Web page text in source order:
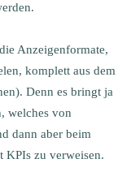
Anzeigenformate,
komplett aus dem
Denn es bringt ja
welches von
dann aber beim
KPIs zu verweisen.